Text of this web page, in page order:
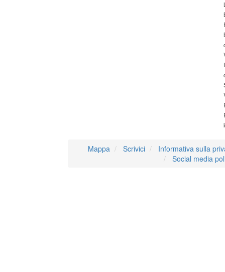
Mappa Scrivici
Informativa sulla
Social media